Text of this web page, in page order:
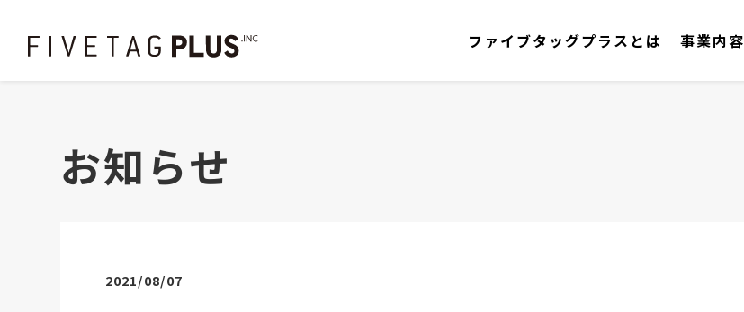
ファイブタッグプラスとは 事業内容
お知らせ
2021/08/07